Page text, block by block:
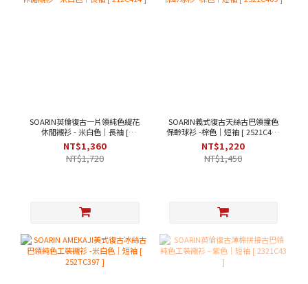
SOARIN英倫復古一片領純色緹花
休閒襯衫 - 米白色｜長袖 [
212C414 ]
NT$1,360
NT$1,720
SOARIN義式復古天絲古巴領撞色
保齡球衫 -棕色｜短袖 [ 2521C409
]
NT$1,220
NT$1,450